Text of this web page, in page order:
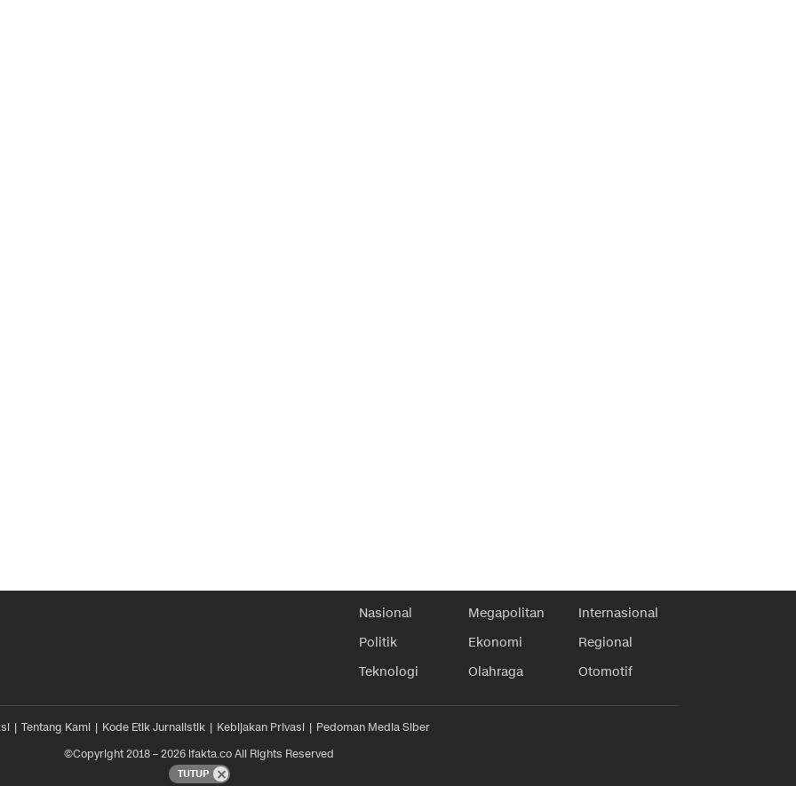
Nasional Megapolitan
Internasional
Politik
Ekonomi
Regional
Teknologi
Olahraga Otomotif
Tentang Kami Kode Etik Jurnalistik Kebijakan Privasi
Pedoman Media Siber
©Copyright 2018 – 2026 ifakta.co All Rights Reserved
TUTUP